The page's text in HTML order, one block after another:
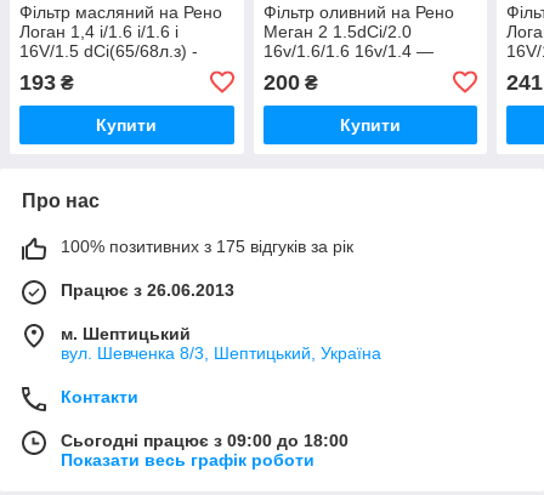
Фільтр масляний на Рено
Логан 1,4 i/1.6 i/1.6 i
16V/1.5 dCi(65/68л.з) -
ПОЛЬЩА (Франція) LS932
193 ₴
Купити
Фільтр оливний на Рено
Меган 2 1.5dCi/2.0
16v/1.6/1.6 16v/1.4 —
VALEO (Франція) 586001
200₴
Купити
241
Про нас
100% позитивних з 175 відгуків за рік
Працює з 26.06.2013
м. Шептицький
вул. Шевченка 8/3, Шептицький, Україна
Контакти
Сьогодні працює з 09:00 до 18:00
Показати весь графік роботи